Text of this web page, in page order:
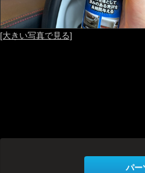
[大きい写真で見る]
パー